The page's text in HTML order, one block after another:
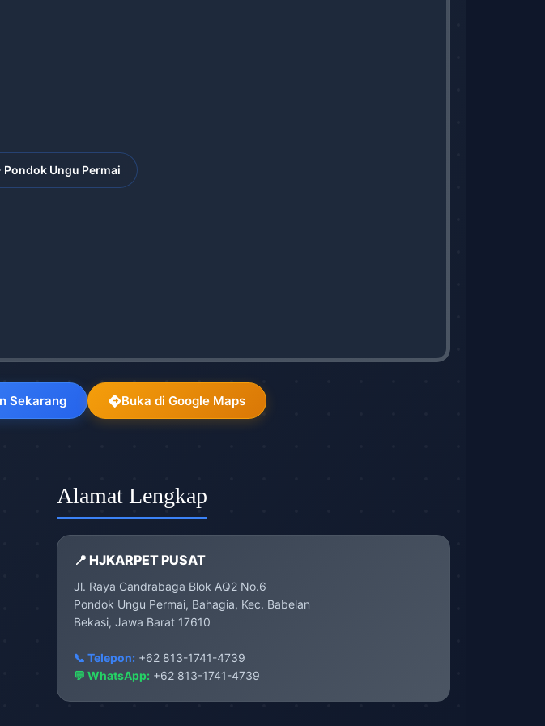
Pondok Ungu Permai
Sekarang Buka di Google Maps
Alamat Lengkap
📍 HJKARPET PUSAT
Jl. Raya Candrabaga Blok AQ2 No.6
Pondok Ungu Permai, Bahagia, Kec. Babelan
Bekasi, Jawa Barat 17610
📞 Telepon:+62 813-1741-4739
💬 WhatsApp: +62 813-1741-4739